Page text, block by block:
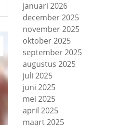
januari 2026
december 2025
november 2025
oktober 2025
september 2025
augustus 2025
juli 2025
juni 2025
mei 2025
april 2025
maart 2025